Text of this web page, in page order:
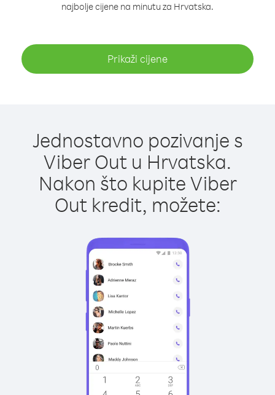
najbolje cijene na minutu za Hrvatska.
Prikaži cijene
Jednostavno pozivanje s
Viber Out u Hrvatska.
Nakon što kupite Viber
Out kredit, možete: